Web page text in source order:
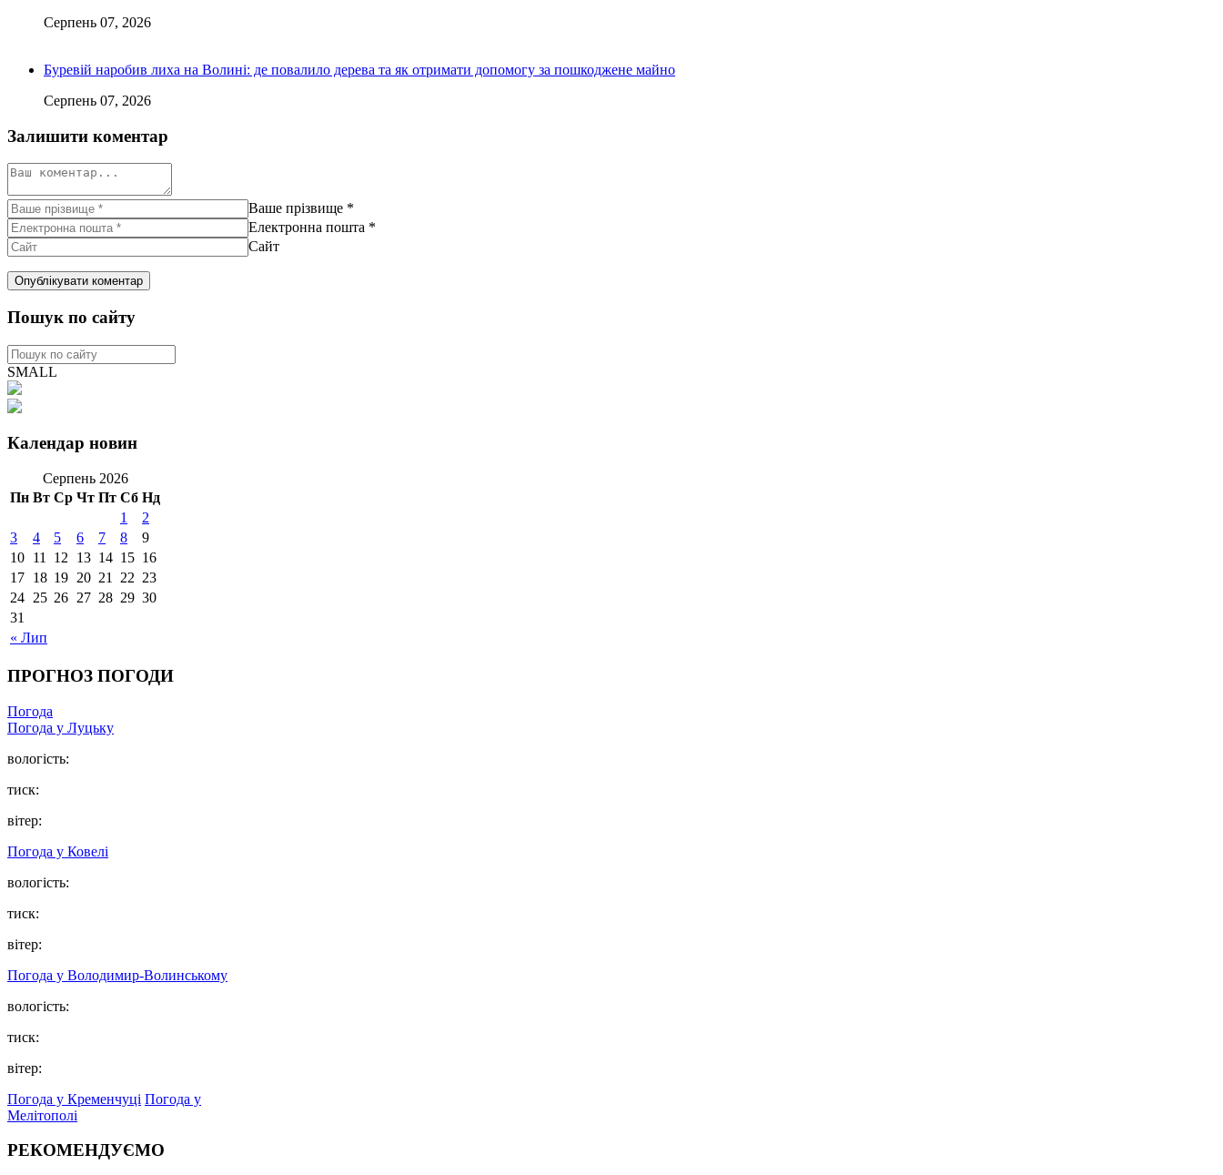
Серпень 07, 2026
Буревій наробив лиха на Волині: де повалило дерева та як отримати допомогу за пошкоджене майно
Серпень 07, 2026
Залишити коментар
Ваше прізвище *
Електронна пошта *
Сайт
Пошук по сайту
SMALL
Календар новин
Серпень 2026
Пн Вт Ср Чт Пт Сб Нд
« Лип
1
2
3
4 5 6 7 8
9
10 11 12 13 14 15 16
17 18 19 20 21 22 23
24 25 26 27 28 29 30
31
ПРОГНОЗ ПОГОДИ
Погода
Погода у Луцьку
вологість:
тиск:
вітер:
Погода у Ковелі
вологість:
тиск:
вітер:
Погода у Володимир-Волинському
вологість:
тиск:
вітер:
Погода у Кременчуці Погода у
Мелітополі
РЕКОМЕНДУЄМО